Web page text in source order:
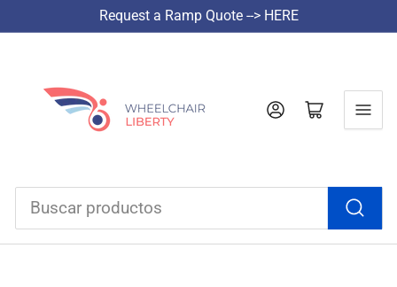
Request a Ramp Quote --> HERE
productos
Iniciar sesiónAbrir cesta pequeña